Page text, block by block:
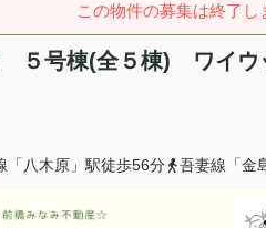
この物件の募集は終了し
５号棟(全５棟) ワイ
「八木原」駅徒歩56分 吾妻線「金